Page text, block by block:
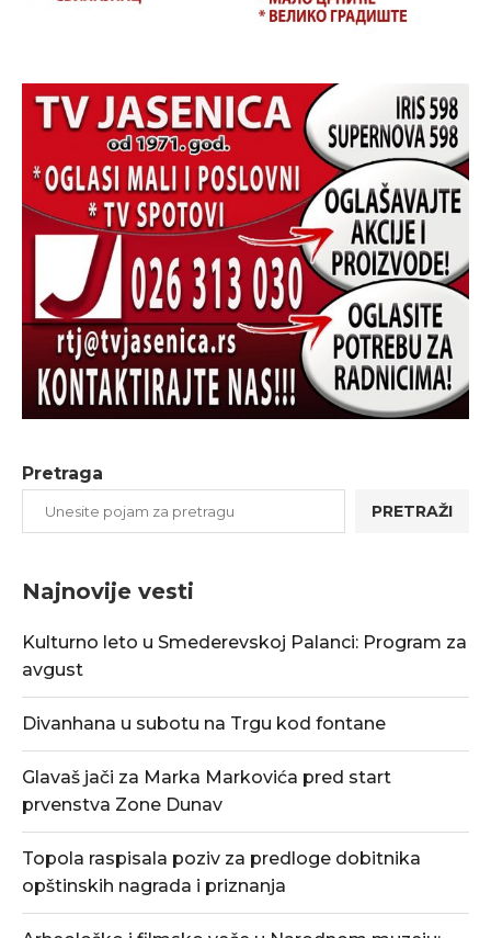
Pretraga
PRETRAŽI
Najnovije vesti
Kulturno leto u Smederevskoj Palanci: Program za
avgust
Divanhana u subotu na Trgu kod fontane
Glavaš jači za Marka Markovića pred start
prvenstva Zone Dunav
Topola raspisala poziv za predloge dobitnika
opštinskih nagrada i priznanja